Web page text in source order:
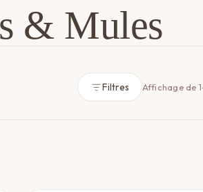
& Mules
Filtres Affichage de